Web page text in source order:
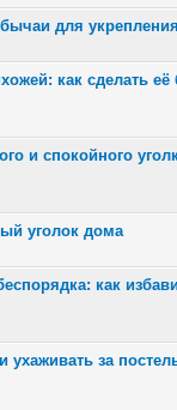
для
как сделать её
и спокойного
уголок дома
как
ухаживать за